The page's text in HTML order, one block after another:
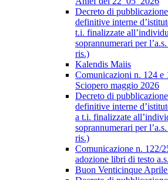
Decreto di
definitive interne
t.i. finalizzate
soprannumerari per
ris.)
Kalendis Maiis
Comunicazioni n. 124 e
Sciopero maggio 2026
Decreto di
definitive interne
a t.i. finalizzate
soprannumerari per
ris.)
Comunicazione n. 122/
adozione libri di testo
Buon Venticinque